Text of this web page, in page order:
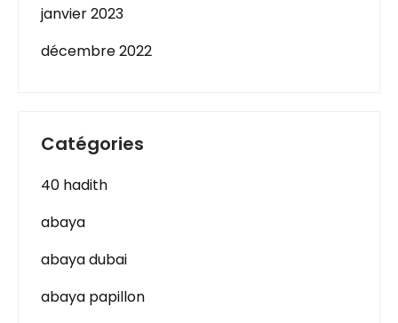
janvier 2023
décembre 2022
Catégories
40 hadith
abaya
abaya dubai
abaya papillon